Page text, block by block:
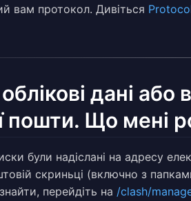
вам протокол. Дивіться
дані
пошти. Що мені
були надіслані на адресу
скриньці (включно з
перейдіть на /clash/